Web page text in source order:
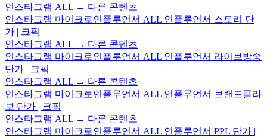
인스타그램 ALL → 다른 콘텐츠
인스타그램 마이크로인플루언서 ALL 인플루언서 스토리 단
가 | 크픽
인스타그램 ALL → 다른 콘텐츠
인스타그램 마이크로인플루언서 ALL 인플루언서 라이브방송
단가 | 크픽
인스타그램 ALL → 다른 콘텐츠
인스타그램 마이크로인플루언서 ALL 인플루언서 브랜드콜라
보 단가 | 크픽
인스타그램 ALL → 다른 콘텐츠
인스타그램 마이크로인플루언서 ALL 인플루언서 PPL 단가 |